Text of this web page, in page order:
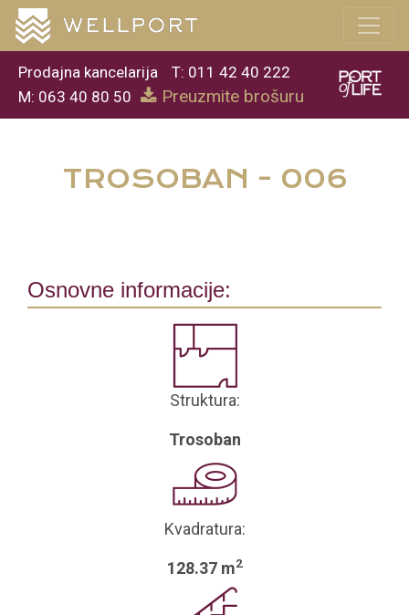
Prodajna kancelarija
T: 011 42 40 222
M: 063 40 80 50
Preuzmite brošuru
TROSOBAN - 006
Osnovne informacije:
Struktura:
Trosoban
Kvadratura:
128.37 m2